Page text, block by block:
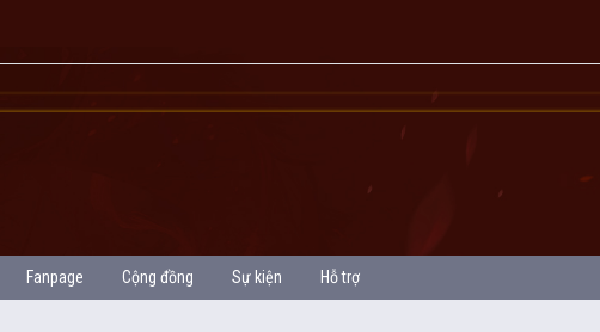
Fanpage Cộng đồng Sự kiện Hỗ trợ